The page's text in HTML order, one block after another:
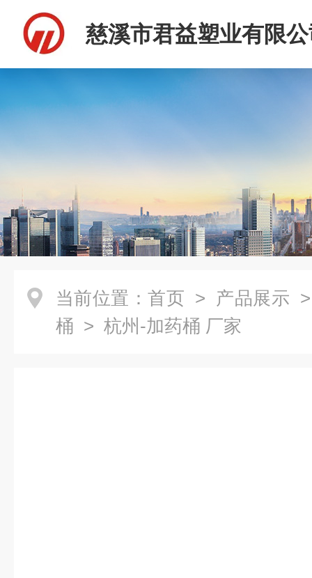
慈溪市君益塑业有限
当前位置： 首页 > 产品展示
桶 > 杭州-加药桶 厂家